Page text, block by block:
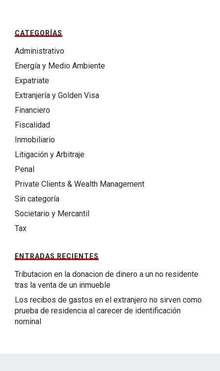
CATEGORÍAS
Administrativo
Energía y Medio Ambiente
Expatriate
Extranjería y Golden Visa
Financiero
Fiscalidad
Inmobiliario
Litigación y Arbitraje
Penal
Private Clients & Wealth Management
Sin categoría
Societario y Mercantil
Tax
ENTRADAS RECIENTES
Tributacion en la donacion de dinero a un no residente
tras la venta de un inmueble
Los recibos de gastos en el extranjero no sirven como
prueba de residencia al carecer de identificación
nominal